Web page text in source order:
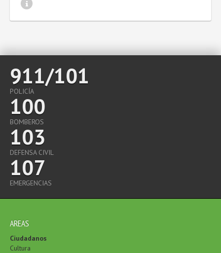
911/101
POLICÍA
100
BOMBEROS
103
DEFENSA CIVIL
107
EMERGENCIAS
AREAS
Ciudadanos
Cultura